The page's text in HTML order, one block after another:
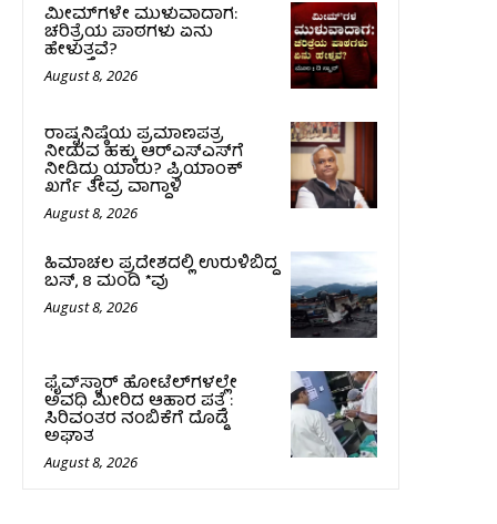
ಮೀಮ್‌ಗಳೇ ಮುಳುವಾದಾಗ:
ಚರಿತ್ರೆಯ ಪಾಠಗಳು ಏನು
ಹೇಳುತ್ತವೆ?
August 8, 2026
ರಾಷ್ಟ್ರನಿಷ್ಠೆಯ ಪ್ರಮಾಣಪತ್ರ
ನೀಡುವ ಹಕ್ಕು ಆರ್‌ಎಸ್‌ಎಸ್‌ಗೆ
ನೀಡಿದ್ದು ಯಾರು? ಪ್ರಿಯಾಂಕ್
ಖರ್ಗೆ ತೀವ್ರ ವಾಗ್ದಾಳಿ
August 8, 2026
ಹಿಮಾಚಲ ಪ್ರದೇಶದಲ್ಲಿ ಉರುಳಿಬಿದ್ದ
ಬಸ್‌, 8 ಮಂದಿ *ವು
August 8, 2026
ಫೈವ್‌ಸ್ಟಾರ್ ಹೋಟೆಲ್‌ಗಳಲ್ಲೇ
ಅವಧಿ ಮೀರಿದ ಆಹಾರ ಪತ್ತೆ :
ಸಿರಿವಂತರ ನಂಬಿಕೆಗೆ ದೊಡ್ಡ
ಅಘಾತ
August 8, 2026